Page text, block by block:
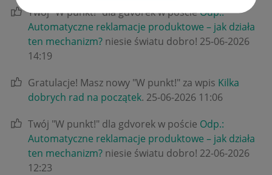
Twój "W punkt!" dla gdvorek w pościeOdp.:
Automatyczne reklamacje produktowe – jak działa
ten mechanizm? niesie światu dobro! ‎25-06-2026
14:19
Gratulacje! Masz nowy "W punkt!" za wpis Kilka
dobrych rad na początek. ‎25-06-2026 11:06
Twój "W punkt!" dla gdvorek w poście Odp.:
Automatyczne reklamacje produktowe – jak działa
ten mechanizm? niesie światu dobro! ‎22-06-2026
12:23